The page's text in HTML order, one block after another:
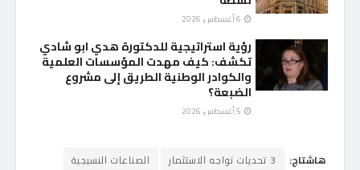
رؤية استراتيجية للدكتورة هدي ابو شادي
تكشف: كيف مهدت المؤسسات العلمية
والكوادر الوطنية الطريق إلى مشروع
الضبعة؟
هاشتاج: 3 تحديات تواجه الاستثمار
الصناعات النسيجية